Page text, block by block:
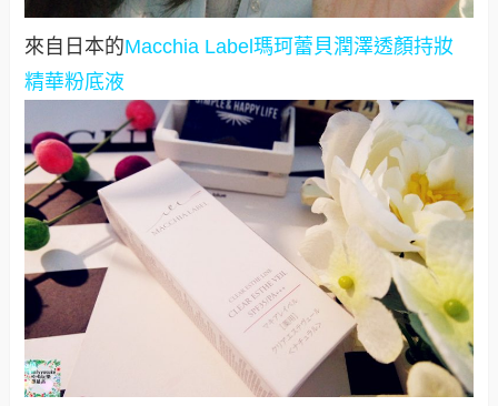
來自日本的Macchia Label瑪珂蕾貝潤澤透顏持妝
精華粉底液